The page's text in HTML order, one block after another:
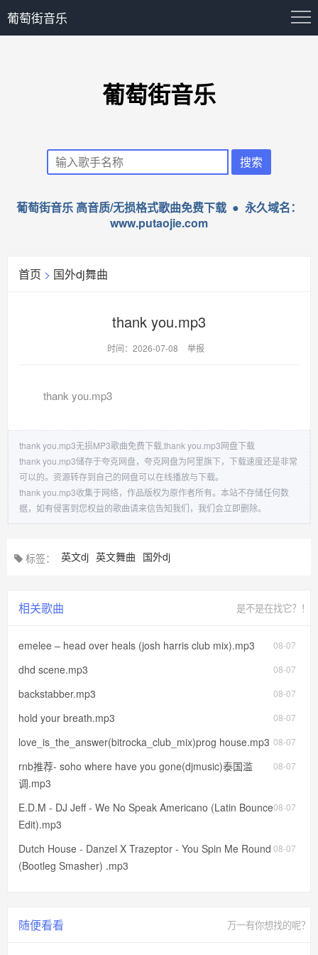
葡萄街音乐
葡萄街音乐
葡萄街音乐 高音质/无损格式歌曲免费下载 ● 永久域名：
www.putaojie.com
首页 > 国外dj舞曲
thank you.mp3
时间：2026-07-08 举报
thank you.mp3
thank you.mp3无损MP3歌曲免费下载,thank you.mp3网盘下载
thank you.mp3储存于夸克网盘，夸克网盘为阿里旗下，下载速度还是非常
可以的。资源转存到自己的网盘可以在线播放与下载。
thank you.mp3收集于网络，作品版权为原作者所有。本站不存储任何数
据，如有侵害到您权益的歌曲请来信告知我们，我们会立即删除。
标签： 英文dj 英文舞曲 国外dj
相关歌曲 是不是在找它？！
08-07
emelee – head over heals (josh harris club mix).mp3
08-07
dhd scene.mp3
08-07
backstabber.mp3
08-07
hold your breath.mp3
08-07
love_is_the_answer(bitrocka_club_mix)prog house.mp3
08-07
rnb推荐- soho where have you gone(djmusic)泰国滥
调.mp3
08-07
E.D.M - DJ Jeff - We No Speak Americano (Latin Bounce
Edit).mp3
08-07
Dutch House - Danzel X Trazeptor - You Spin Me Round
(Bootleg Smasher) .mp3
随便看看 万一有你想找的呢？